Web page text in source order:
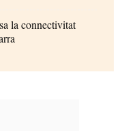
la connectivitat